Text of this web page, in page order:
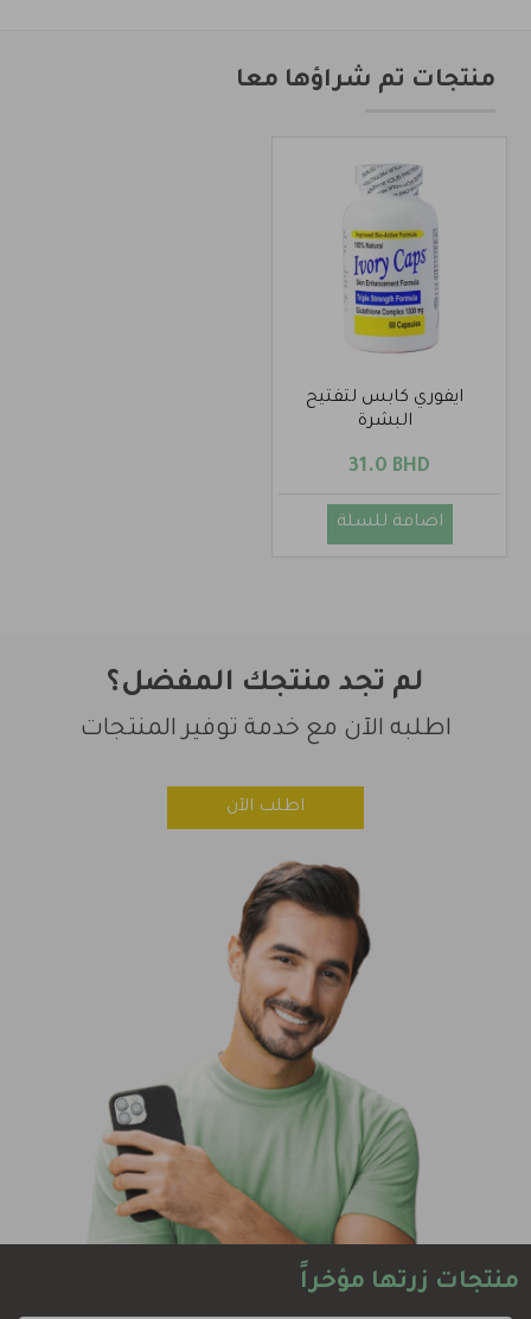
منتجات تم شراؤها معا
ايفوري كابس لتفتيح
البشرة
31.0 BHD
اضافة للسلة
لم تجد منتجك المفضل؟
اطلبه الآن مع خدمة توفير المنتجات
اطلب الآن
منتجات زرتها مؤخراً